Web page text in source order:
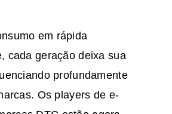
em rápida
cada geração deixa sua
profundamente
Os players de e-